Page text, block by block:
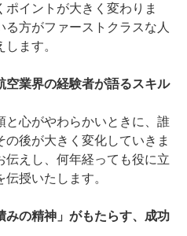
ポイントが大きく変わりま
方がファーストクラスな人
ます。
空業界の経験者が語るスキル
と心がやわらかいときに、誰
後が大きく変化していきま
えし、何年経っても役に立
授いたします。
みの精神」がもたらす、成功